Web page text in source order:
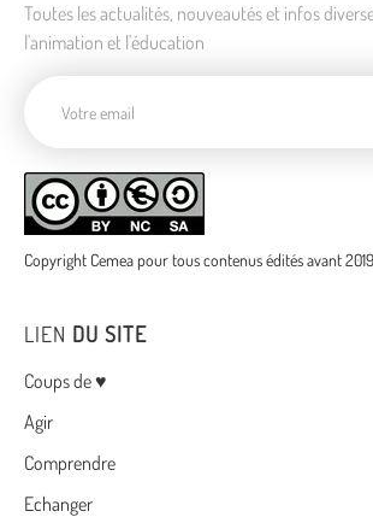
Toutes les actualités, nouveautés et infos
l'animation et l'éducation
Copyright Cemea pour tous contenus édités avant 2019
LIEN DU SITE
Menu
Coups de ♥
Agir
Comprendre
Echanger